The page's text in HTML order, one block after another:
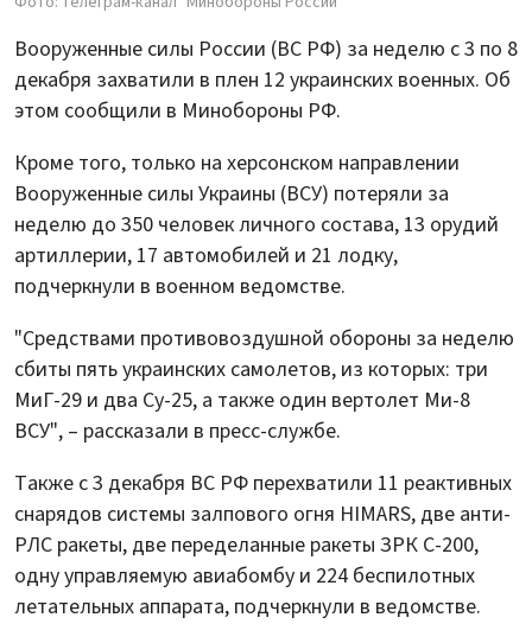
Вооруженные силы России (ВС РФ) за неделю с 3 по 8
декабря захватили в плен 12 украинских военных. Об
этом сообщили в Минобороны РФ.
Кроме того, только на херсонском направлении
Вооруженные силы Украины (ВСУ) потеряли за
неделю до 350 человек личного состава, 13 орудий
артиллерии, 17 автомобилей и 21 лодку,
подчеркнули в военном ведомстве.
"Средствами противовоздушной обороны за неделю
сбиты пять украинских самолетов, из которых: три
МиГ-29 и два Су-25, а также один вертолет Ми-8
ВСУ", – рассказали в пресс-службе.
Также с 3 декабря ВС РФ перехватили 11 реактивных
снарядов системы залпового огня HIMARS, две анти-
РЛС ракеты, две переделанные ракеты ЗРК С-200,
одну управляемую авиабомбу и 224 беспилотных
летательных аппарата, подчеркнули в ведомстве.